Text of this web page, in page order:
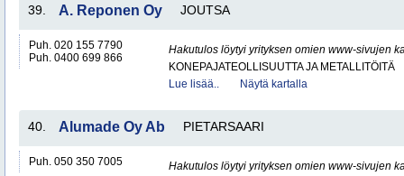
39. A. Reponen Oy JOUTSA
Puh. 020 155 7790
Puh. 0400 699 866
Hakutulos löytyi yrityksen omien www-sivujen
KONEPAJATEOLLISUUTTA JA METALLITÖITÄ
Lue lisää..
Näytä kartalla
40. Alumade Oy Ab PIETARSAARI
Puh. 050 350 7005
Hakutulos löytyi yrityksen omien www-sivujen